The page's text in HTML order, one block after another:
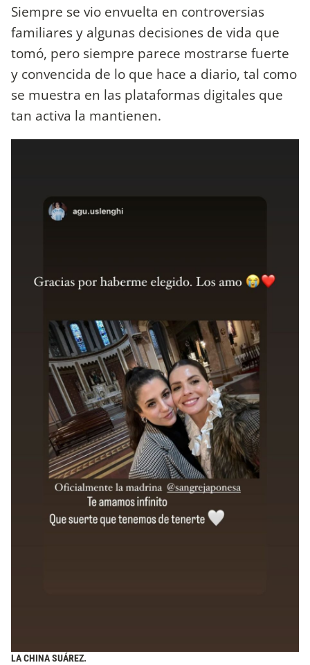
Siempre se vio envuelta en controversias
familiares y algunas decisiones de vida que
tomó, pero siempre parece mostrarse fuerte
y convencida de lo que hace a diario, tal como
se muestra en las plataformas digitales que
tan activa la mantienen.
LA CHINA SUÁREZ.